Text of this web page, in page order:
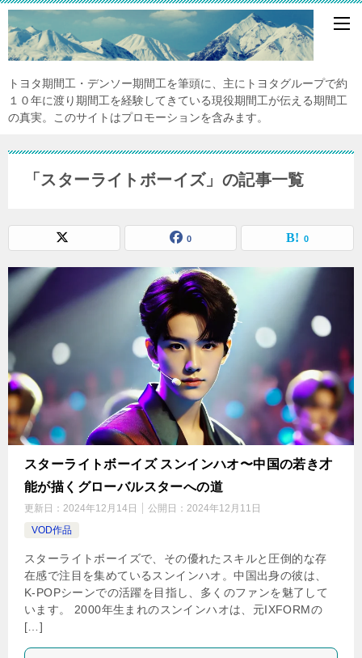
トヨタ期間工・デンソー期間工を筆頭に、主にトヨタグループで約
１０年に渡り期間工を経験してきている現役期間工が伝える期間工
の真実。このサイトはプロモーションを含みます。
「スターライトボーイズ」の記事一覧
0 0
スターライトボーイズ スンインハオ〜中国の若き才
能が描くグローバルスターへの道
更新日： 2024年12月14日 公開日： 2024年12月11日
VOD作品
スターライトボーイズで、その優れたスキルと圧倒的な存
在感で注目を集めているスンインハオ。中国出身の彼は、
K-POPシーンでの活躍を目指し、多くのファンを魅了して
います。 2000年生まれのスンインハオは、元IXFORMの
[…]